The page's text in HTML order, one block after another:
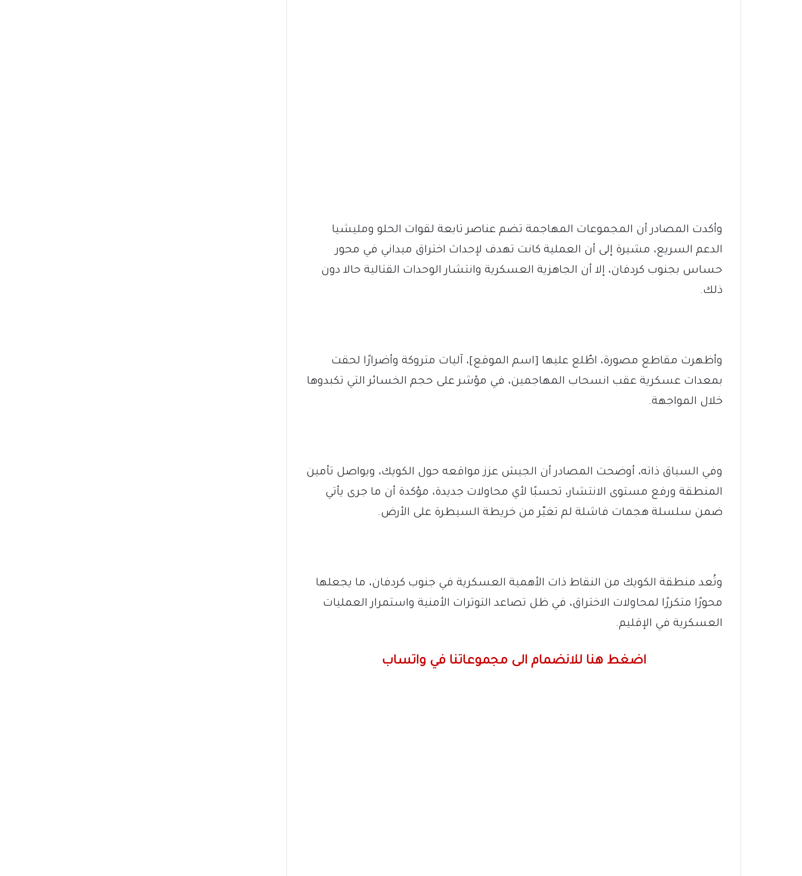
وأكدت المصادر أن المجموعات المهاجمة تضم عناصر تابعة لقوات الحلو ومليشيا
الدعم السريع، مشيرة إلى أن العملية كانت تهدف لإحداث اختراق ميداني في محور
حساس بجنوب كردفان، إلا أن الجاهزية العسكرية وانتشار الوحدات القتالية حالا دون
ذلك.
وأظهرت مقاطع مصورة، اطّلع عليها [اسم الموقع]، آليات متروكة وأضرارًا لحقت
بمعدات عسكرية عقب انسحاب المهاجمين، في مؤشر على حجم الخسائر التي تكبدوها
خلال المواجهة.
وفي السياق ذاته، أوضحت المصادر أن الجيش عزز مواقعه حول الكويك، ويواصل تأمين
المنطقة ورفع مستوى الانتشار، تحسبًا لأي محاولات جديدة، مؤكدة أن ما جرى يأتي
ضمن سلسلة هجمات فاشلة لم تغيّر من خريطة السيطرة على الأرض.
وتُعد منطقة الكويك من النقاط ذات الأهمية العسكرية في جنوب كردفان، ما يجعلها
محورًا متكررًا لمحاولات الاختراق، في ظل تصاعد التوترات الأمنية واستمرار العمليات
العسكرية في الإقليم.
اضغط هنا للانضمام الى مجموعاتنا في واتساب